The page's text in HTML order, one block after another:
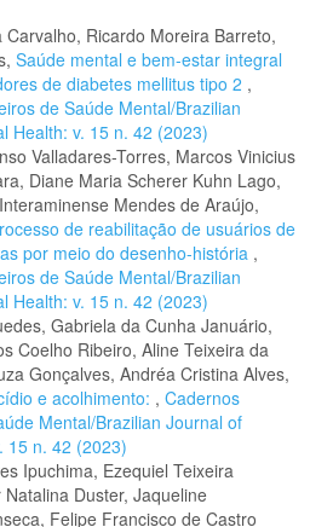
Carvalho, Ricardo Moreira Barreto,
Saúde mental e bem-estar integral
de diabetes mellitus tipo 2 ,
de Saúde Mental/Brazilian
Health: v. 15 n. 42 (2023)
Valladares-Torres, Marcos Vinicius
Diane Maria Scherer Kuhn Lago,
Mendes de Araújo,
de reabilitação de usuários de
por meio do desenho-história ,
de Saúde Mental/Brazilian
Health: v. 15 n. 42 (2023)
Gabriela da Cunha Januário,
Coelho Ribeiro, Aline Teixeira da
Gonçalves, Andréa Cristina Alves,
e acolhimento: , Cadernos
Mental/Brazilian Journal of
15 n. 42 (2023)
Ipuchima, Ezequiel Teixeira
Duster, Jaqueline
Felipe Francisco de Castro